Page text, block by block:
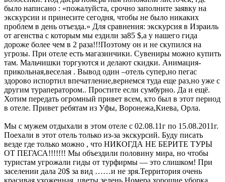
было написано : «пожалуйста, срочно заполните заявку на
экскурсии и принесите сегодня, чтобы не было никаких
проблем в день отъезда.» Для сравнения: экскурсия в Израиль
от агенства с которым мы ездили за85 $,а у нашего гида
дороже более чем в 2 раза!!!Поэтому он и не скупился на
угрозы. При отеле есть магазинчики. Сувениры можно купить
там. Мальчишки торгуются и делают скидки. Анимация-
прикольная,веселая . Вывод один –отель супер,но пегас
здорово испортил впечатление,вернемся туда еще раз,но уже с
другим тураператором.. Простите если сумбурно. Да и ещё.
Хотим передать огромный привет всем, кто был в этот период
в отеле. Привет ребятам из Уфы, Воронежа,Киева, Орла.
Мы с мужем отдыхали в этом отеле с 02.08.11г по 15.08.2011г.
Поехали в этот отель только из-за экскурсий. Буду писать
везде где только можно , что НИКОГДА НЕ БЕРИТЕ ТУРЫ
ОТ ПЕГАСА!!!!!!! Мы объездили половину мира, но чтобы
туристам угрожали гиды от турфирмы — это слишком! При
заселении дала 20$ за вид ……и не зря.Территория очень
красивая,ухоженная ,цветы,зелень.Номера хорошие,уборка